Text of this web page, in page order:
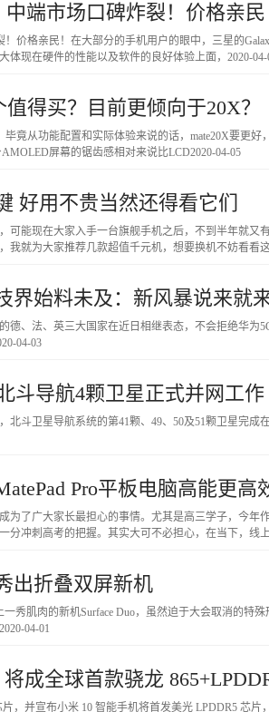
端市场口碑炸裂！价格亲民
价格亲民！在大部分的手机用户的眼中，三星的
体现在硬件的性能以及软件的良好体验上面， 2020-04-
得买？目前更倾向于20X？
毕竟从功能配置和实际体验来说的话，mate20X要更
屏幕的锯齿感相对来说比LCD2020-04-05
好用不贵当然还得看它们
可能现在大家入手一台旗舰手机之后，不到半年就又
我就为大家推荐几款超值千元机，想要换机不妨看看
界始料未及：新风暴说来就
德、法、英三大国家在近日相继表态，不会拒绝华为
04-03
斗导航4颗卫星正式并网工作
北斗卫星导航系统的第41颗、49、50及51颗卫星完成
Pro平板电脑高能更高
为了广大家长最担心的事情。尤其是高三学子，今年
分冲刺高考的把握。其实大可不必担心，在当下，线
出折叠双屏新机
秀肌肉的新机Surface Duo，虽然迫于大会取消的特
2020-04-01
成全球首款骁龙
，并宣布小米 10 智能手机将首发美光 LPDDR5 芯片